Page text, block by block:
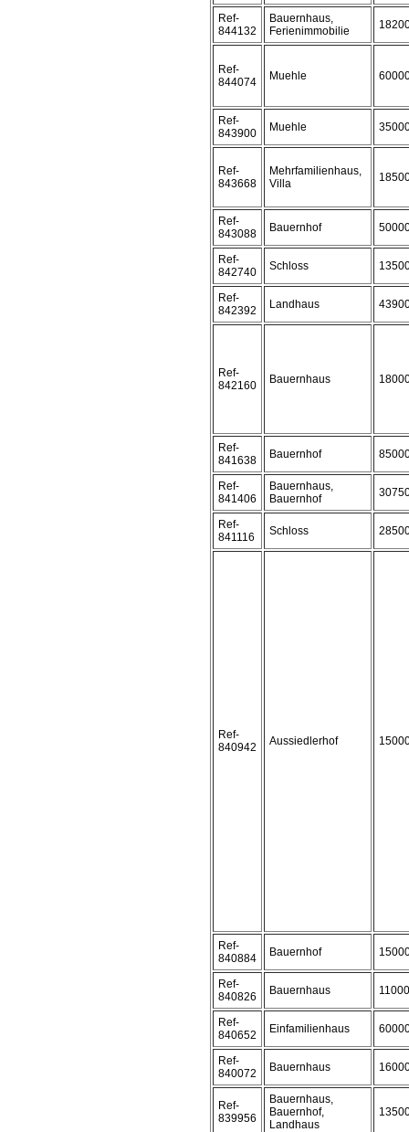
Ref-
844132
Bauernhaus,
Ferienimmobilie
Ref-
844074
Muehle
Ref-
843900
Muehle
Ref-
843668
Mehrfamilienhaus,
Villa
Ref-
843088
Bauernhof
Ref-
842740
Schloss
Ref-
842392
Landhaus
Ref-
842160
Bauernhaus
Ref-
841638
Bauernhof
Ref-
841406
Bauernhaus,
Bauernhof
Ref-
841116
Schloss
Ref-
840942
Aussiedlerhof
Ref-
840884
Bauernhof
Ref-
840826
Bauernhaus
Ref-
840652
Einfamilienhaus
Ref-
840072
Bauernhaus
Ref-
839956
Bauernhaus,
Bauernhof,
Landhaus